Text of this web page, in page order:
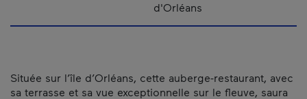
d'Orléans
Située sur l’île d’Orléans, cette auberge-restaurant, avec
sa terrasse et sa vue exceptionnelle sur le fleuve, saura